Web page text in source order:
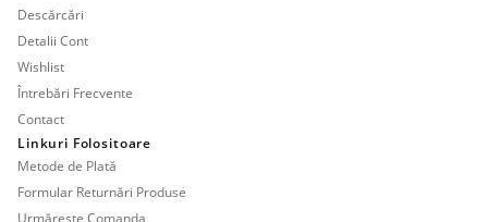
Descărcări
Detalii Cont
Wishlist
Întrebări Frecvente
Contact
Linkuri Folositoare
Metode de Plată
Formular Returnări Produse